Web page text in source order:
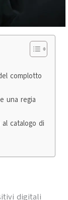
complotto
una regia
catalogo di
digitali